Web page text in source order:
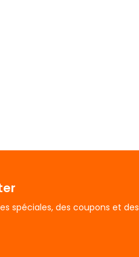
spéciales, des coupons et des